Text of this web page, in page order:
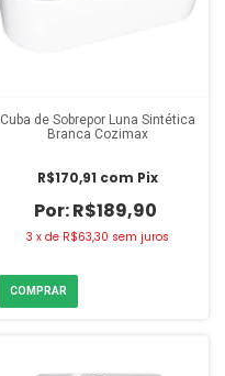
Cuba de Sobrepor Luna Sintética
Branca Cozimax
R$189,90
R$170,91 com Pix
3 xde R$63,30 sem juros